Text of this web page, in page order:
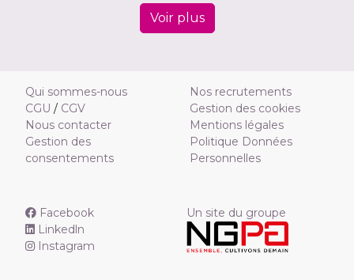
Voir plus
Qui sommes-nous
CGU / CGV
Nous contacter
Gestion des
consentements
Nos recrutements
Gestion des cookies
Mentions légales
Politique Données
Personnelles
Facebook
Linkedln
Instagram
Un site du groupe